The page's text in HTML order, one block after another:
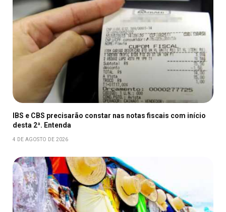
IBS e CBS precisarão constar nas notas fiscais com início
desta 2ª. Entenda
4 DE AGOSTO DE 2026